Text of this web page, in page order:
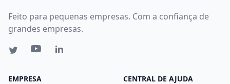
Feito para pequenas empresas. Com a confiança de
grandes empresas.
EMPRESA CENTRAL DE AJUDA